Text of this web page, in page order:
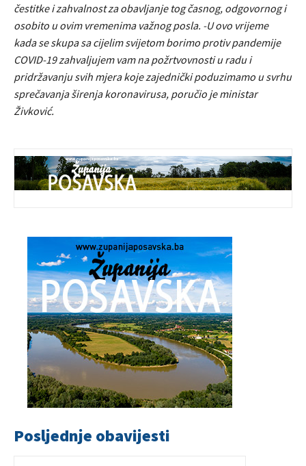
čestitke i zahvalnost za obavljanje tog časnog, odgovornog i
osobito u ovim vremenima važnog posla. -U ovo vrijeme
kada se skupa sa cijelim svijetom borimo protiv pandemije
COVID-19 zahvaljujem vam na požrtvovnosti u radu i
pridržavanju svih mjera koje zajednički poduzimamo u svrhu
sprečavanja širenja koronavirusa, poručio je ministar
Živković.
Posljednje obavijesti